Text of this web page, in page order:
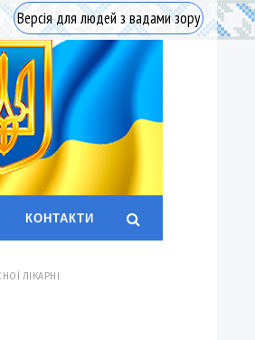
Версія для людей з вадами зору
КОНТАКТИ
ЛІКАРНІ